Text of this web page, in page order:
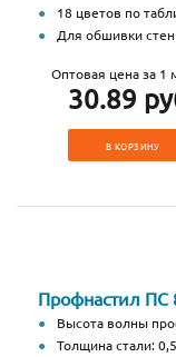
18 цветов по
Для обшивки
Оптовая цена за 1
30.89
В КОРЗИНУ
Профнастил ПС
Высота волны
Толщина стали: